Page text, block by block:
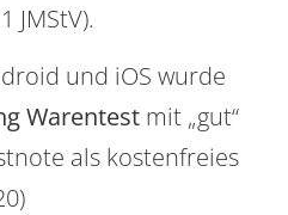
JMStV).
und iOS wurde
Warentest mit „gut“
als kostenfreies